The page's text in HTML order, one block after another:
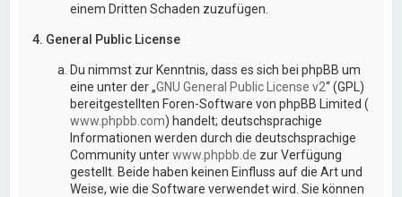
einem Dritten Schaden zuzufügen.
4. General Public License
Du nimmst zur Kenntnis, dass es sich bei phpBB um
eine unter der „GNU General Public License v2“ (GPL)
bereitgestellten Foren-Software von phpBB Limited (
www.phpbb.com) handelt; deutschsprachige
Informationen werden durch die deutschsprachige
Community unterwww.phpbb.de zur Verfügung
gestellt. Beide haben keinen Einfluss auf die Art und
Weise, wie die Software verwendet wird. Sie können